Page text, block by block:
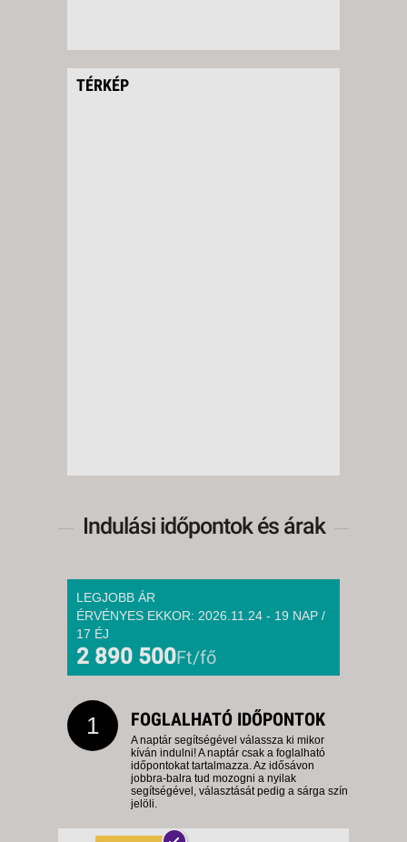
TÉRKÉP
Indulási időpontok és árak
LEGJOBB ÁR
ÉRVÉNYES EKKOR: 2026.11.24 - 19 NAP /
17 ÉJ
2 890 500Ft/fő
1 FOGLALHATÓ IDŐPONTOK
A naptár segítségével válassza ki mikor
kíván indulni! A naptár csak a foglalható
időpontokat tartalmazza. Az idősávon
jobbra-balra tud mozogni a nyilak
segítségével, választását pedig a sárga szín
jelöli.